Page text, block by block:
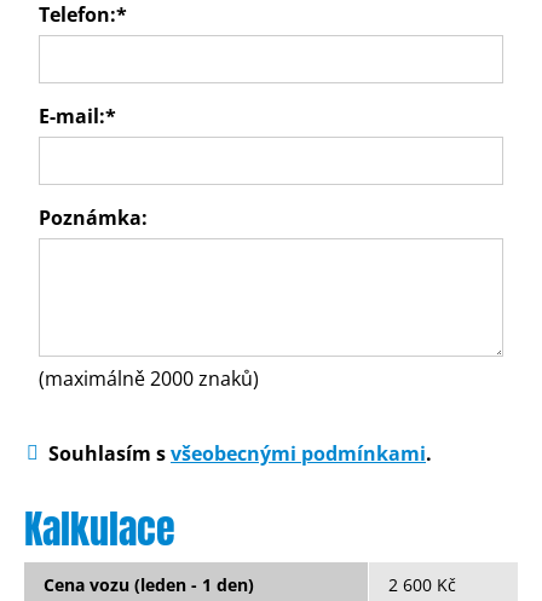
Telefon:*
E-mail:*
Poznámka:
(maximálně 2000 znaků)
Souhlasím svšeobecnými podmínkami.
Kalkulace
Cena vozu (leden - 1 den)
2 600 Kč